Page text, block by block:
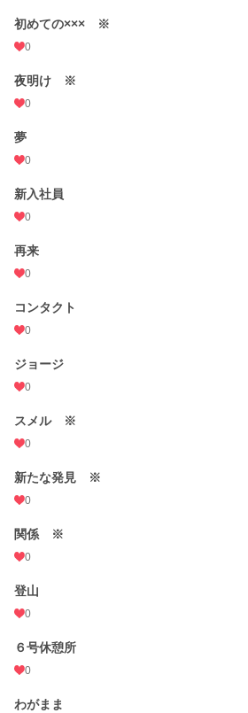
年間ポイント
累計ポイント
初めての××× ※
0
夜明け ※
0
夢
0
新入社員
0
再来
0
コンタクト
0
ジョージ
0
スメル ※
0
新たな発見 ※
0
関係 ※
0
登山
0
６号休憩所
0
わがまま